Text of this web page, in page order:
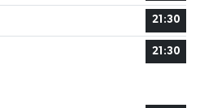
21:30
21:30